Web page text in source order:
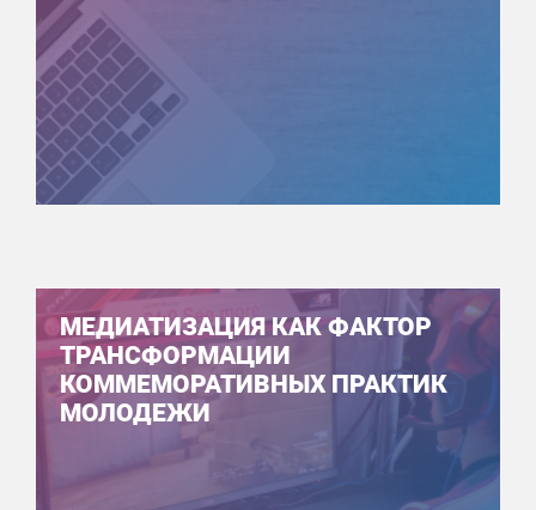
МЕДИАТИЗАЦИЯ КАК ФАКТОР
ТРАНСФОРМАЦИИ
КОММЕМОРАТИВНЫХ ПРАКТИК
МОЛОДЕЖИ